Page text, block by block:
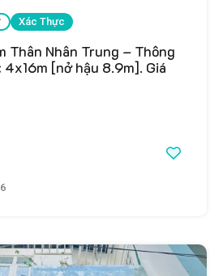
Xác Thực
Thân Nhân Trung – Thông
4x16m [nở hậu 8.9m]. Giá